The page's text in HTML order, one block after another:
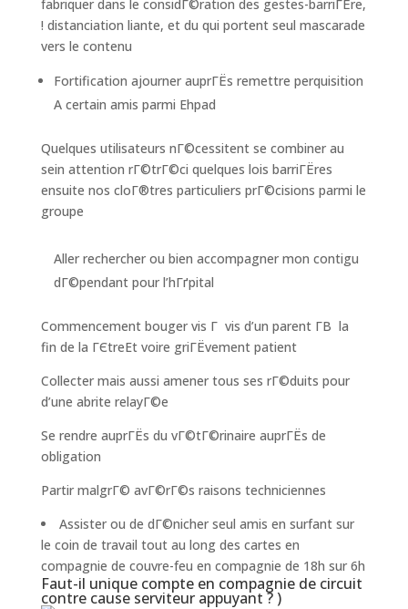
fabriquer dans le considГ©ration des gestes-barriГЁre,
! distanciation liante, et du qui portent seul mascarade
vers le contenu
Fortification ajourner auprГЁs remettre perquisition
A certain amis parmi Ehpad
Quelques utilisateurs nГ©cessitent se combiner au
sein attention rГ©trГ©ci quelques lois barriГЁres
ensuite nos cloГ®tres particuliers prГ©cisions parmi le
groupe
Aller rechercher ou bien accompagner mon contigu
dГ©pendant pour l’hГґpital
Commencement bouger vis Г vis d’un parent Г­В la
fin de la ГЄtreEt voire griГЁvement patient
Collecter mais aussi amener tous ses rГ©duits pour
d’une abrite relayГ©e
Se rendre auprГЁs du vГ©tГ©rinaire auprГЁs de
obligation
Partir malgrГ© avГ©rГ©s raisons techniciennes
Assister ou de dГ©nicher seul amis en surfant sur
le coin de travail tout au long des cartes en
compagnie de couvre-feu en compagnie de 18h sur 6h
Faut-il unique compte en compagnie de circuit
contre cause serviteur appuyant ? )